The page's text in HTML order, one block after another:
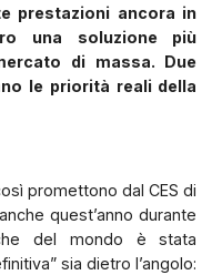
prestazioni ancora in
una soluzione più
di massa. Due
le priorità reali della
promettono dal CES di
quest’anno durante
del mondo è stata
sia dietro l’angolo: